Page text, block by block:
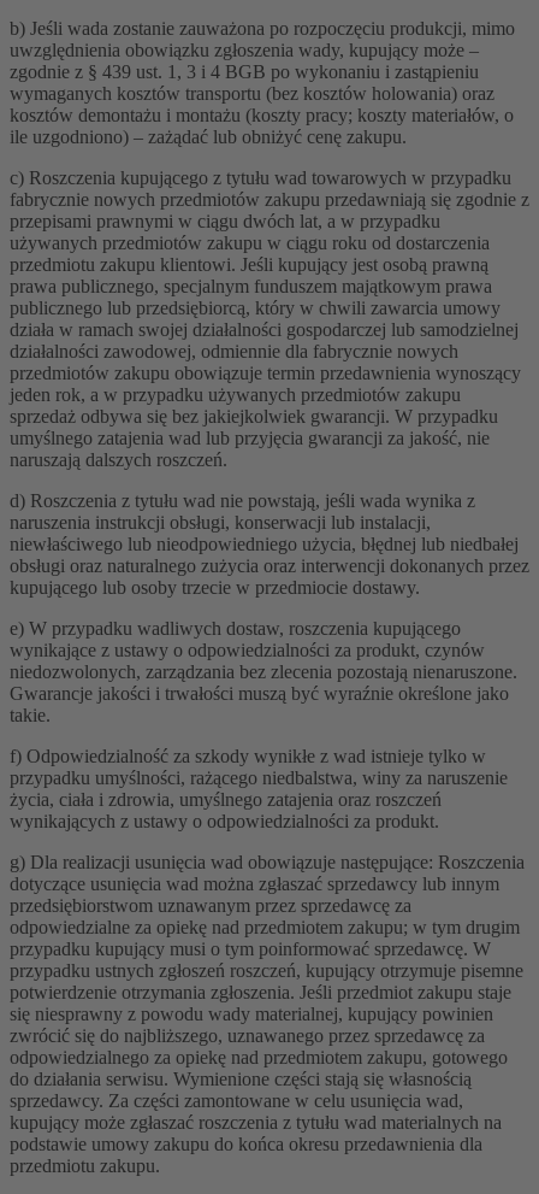
b) Jeśli wada zostanie zauważona po rozpoczęciu produkcji, mimo
uwzględnienia obowiązku zgłoszenia wady, kupujący może –
zgodnie z § 439 ust. 1, 3 i 4 BGB po wykonaniu i zastąpieniu
wymaganych kosztów transportu (bez kosztów holowania) oraz
kosztów demontażu i montażu (koszty pracy; koszty materiałów, o
ile uzgodniono) – zażądać lub obniżyć cenę zakupu.
c) Roszczenia kupującego z tytułu wad towarowych w przypadku
fabrycznie nowych przedmiotów zakupu przedawniają się zgodnie z
przepisami prawnymi w ciągu dwóch lat, a w przypadku
używanych przedmiotów zakupu w ciągu roku od dostarczenia
przedmiotu zakupu klientowi. Jeśli kupujący jest osobą prawną
prawa publicznego, specjalnym funduszem majątkowym prawa
publicznego lub przedsiębiorcą, który w chwili zawarcia umowy
działa w ramach swojej działalności gospodarczej lub samodzielnej
działalności zawodowej, odmiennie dla fabrycznie nowych
przedmiotów zakupu obowiązuje termin przedawnienia wynoszący
jeden rok, a w przypadku używanych przedmiotów zakupu
sprzedaż odbywa się bez jakiejkolwiek gwarancji. W przypadku
umyślnego zatajenia wad lub przyjęcia gwarancji za jakość, nie
naruszają dalszych roszczeń.
d) Roszczenia z tytułu wad nie powstają, jeśli wada wynika z
naruszenia instrukcji obsługi, konserwacji lub instalacji,
niewłaściwego lub nieodpowiedniego użycia, błędnej lub niedbałej
obsługi oraz naturalnego zużycia oraz interwencji dokonanych przez
kupującego lub osoby trzecie w przedmiocie dostawy.
e) W przypadku wadliwych dostaw, roszczenia kupującego
wynikające z ustawy o odpowiedzialności za produkt, czynów
niedozwolonych, zarządzania bez zlecenia pozostają nienaruszone.
Gwarancje jakości i trwałości muszą być wyraźnie określone jako
takie.
f) Odpowiedzialność za szkody wynikłe z wad istnieje tylko w
przypadku umyślności, rażącego niedbalstwa, winy za naruszenie
życia, ciała i zdrowia, umyślnego zatajenia oraz roszczeń
wynikających z ustawy o odpowiedzialności za produkt.
g) Dla realizacji usunięcia wad obowiązuje następujące: Roszczenia
dotyczące usunięcia wad można zgłaszać sprzedawcy lub innym
przedsiębiorstwom uznawanym przez sprzedawcę za
odpowiedzialne za opiekę nad przedmiotem zakupu; w tym drugim
przypadku kupujący musi o tym poinformować sprzedawcę. W
przypadku ustnych zgłoszeń roszczeń, kupujący otrzymuje pisemne
potwierdzenie otrzymania zgłoszenia. Jeśli przedmiot zakupu staje
się niesprawny z powodu wady materialnej, kupujący powinien
zwrócić się do najbliższego, uznawanego przez sprzedawcę za
odpowiedzialnego za opiekę nad przedmiotem zakupu, gotowego
do działania serwisu. Wymienione części stają się własnością
sprzedawcy. Za części zamontowane w celu usunięcia wad,
kupujący może zgłaszać roszczenia z tytułu wad materialnych na
podstawie umowy zakupu do końca okresu przedawnienia dla
przedmiotu zakupu.